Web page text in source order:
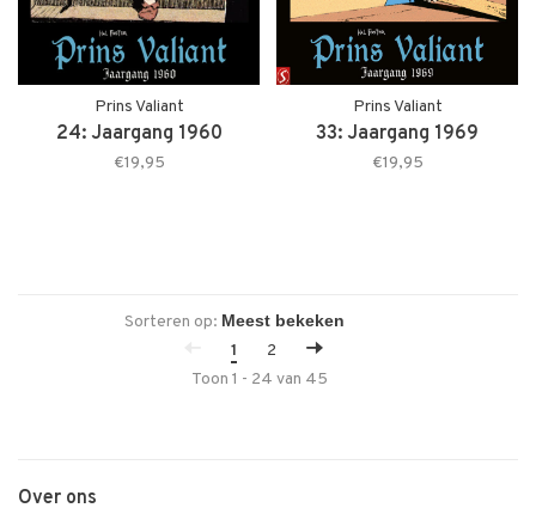
Prins Valiant
24: Jaargang 1960
€19,95
Prins Valiant
33: Jaargang 1969
€19,95
Sorteren op:
1
2
Toon 1 - 24 van 45
Over ons